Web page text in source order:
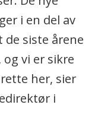
i en del av
siste årene
vi er sikre
her, sier
i